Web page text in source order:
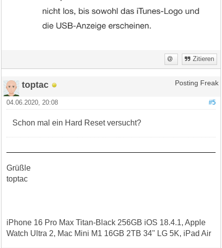
Zitieren
toptac Posting Freak
#5
04.06.2020, 20:08
Schon mal ein Hard Reset versucht?
Grüßle
toptac
iPhone 16 Pro Max Titan-Black 256GB iOS 18.4.1, Apple
Watch Ultra 2, Mac Mini M1 16GB 2TB 34" LG 5K, iPad Air